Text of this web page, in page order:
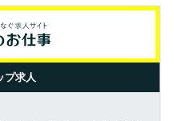
プ求人